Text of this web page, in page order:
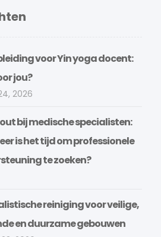
voor Yin yoga docent:
jou?
2026
bij medische specialisten:
is het tijd om professionele
te zoeken?
reiniging voor veilige,
en duurzame gebouwen